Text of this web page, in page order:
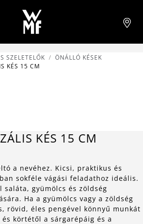
SZELETELŐK
ÖNÁLLÓ KÉSEK
KÉS 15 CM
KÉS 15 CM
a nevéhez. Kicsi, praktikus és
sokféle vágási feladathoz ideális.
saláta, gyümölcs és zöldség
Ha a gyümölcs vagy a zöldség
rövid, éles pengével könnyű munkát
körtétől a sárgarépáig és a